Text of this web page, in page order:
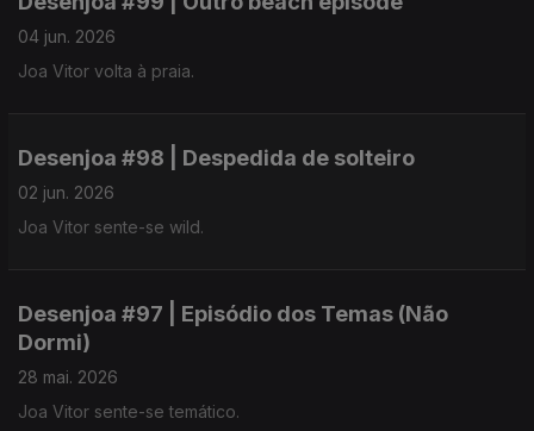
04 jun. 2026
Joa Vitor volta à praia.
Desenjoa #98 | Despedida de solteiro
02 jun. 2026
Joa Vitor sente-se wild.
Desenjoa #97 | Episódio dos Temas (Não
Dormi)
28 mai. 2026
Joa Vitor sente-se temático.